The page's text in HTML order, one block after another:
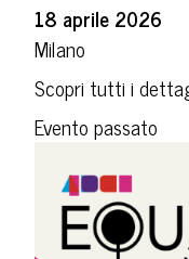
18 aprile 2026
Milano
Scopri tutti i
Evento passato